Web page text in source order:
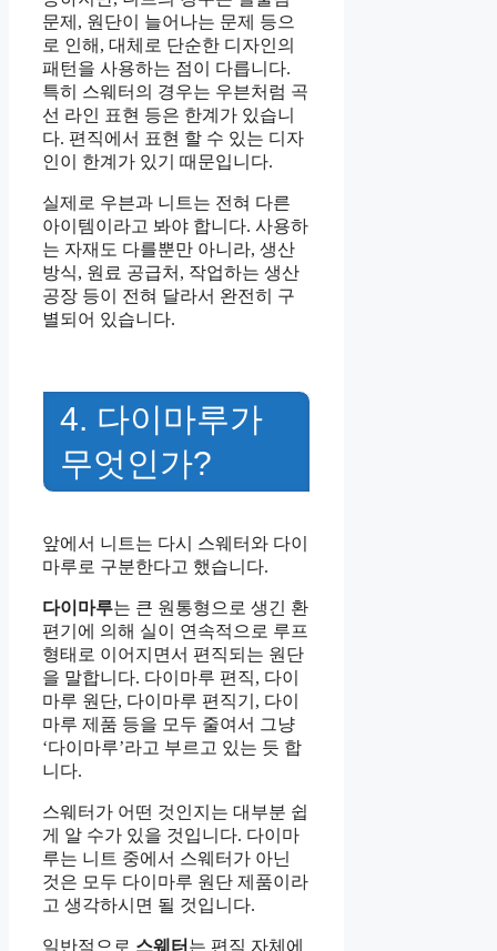
문제, 원단이 늘어나는 문제 등으
로 인해, 대체로 단순한 디자인의
패턴을 사용하는 점이 다릅니다.
특히 스웨터의 경우는 우븐처럼 곡
선 라인 표현 등은 한계가 있습니
다. 편직에서 표현 할 수 있는 디자
인이 한계가 있기 때문입니다.
실제로 우븐과 니트는 전혀 다른
아이템이라고 봐야 합니다. 사용하
는 자재도 다를뿐만 아니라, 생산
방식, 원료 공급처, 작업하는 생산
공장 등이 전혀 달라서 완전히 구
별되어 있습니다.
4. 다이마루가
무엇인가?
앞에서 니트는 다시 스웨터와 다이
마루로 구분한다고 했습니다.
다이마루는 큰 원통형으로 생긴 환
편기에 의해 실이 연속적으로 루프
형태로 이어지면서 편직되는 원단
을 말합니다. 다이마루 편직, 다이
마루 원단, 다이마루 편직기, 다이
마루 제품 등을 모두 줄여서 그냥
‘다이마루’라고 부르고 있는 듯 합
니다.
스웨터가 어떤 것인지는 대부분 쉽
게 알 수가 있을 것입니다. 다이마
루는 니트 중에서 스웨터가 아닌
것은 모두 다이마루 원단 제품이라
고 생각하시면 될 것입니다.
일반적으로 스웨터 는 편직 자체에